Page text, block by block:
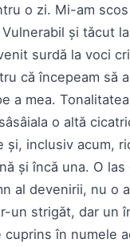
o zi. Mi-am
și tăcut
surdă la voci
că începeam să
a mea.
o altă
și, inclusiv acum,
și încă una. O las
al devenirii, nu o
un strigăt, dar un
cuprins în numele